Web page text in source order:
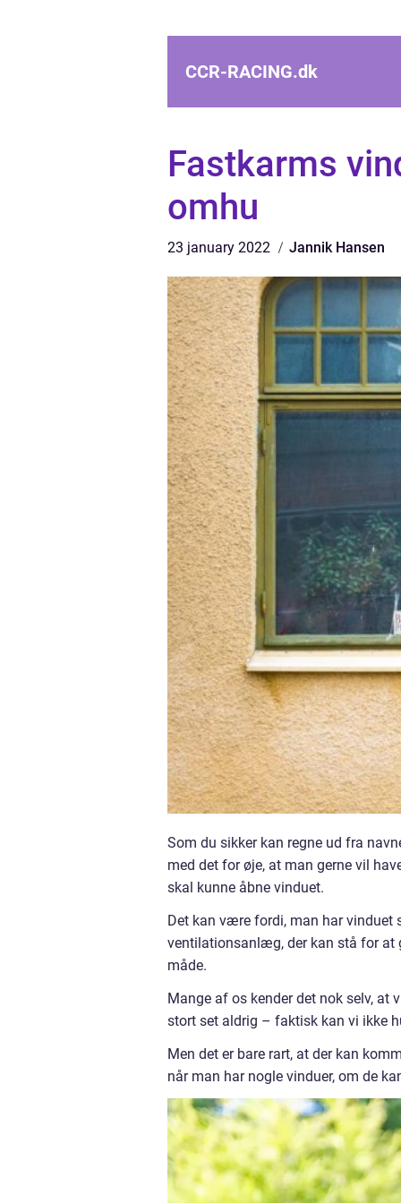
CCR-RACING.dk
Fastkarms
omhu
23 january 2022 Jannik Hansen
Som du sikker kan regne ud fra
med det for øje, at man gerne vil
skal kunne åbne vinduet.
Det kan være fordi, man har vinduet
ventilationsanlæg, der kan stå for at
måde.
Mange af os kender det nok selv, at
stort set aldrig – faktisk kan vi ikke
Men det er bare rart, at der kan
når man har nogle vinduer, om de